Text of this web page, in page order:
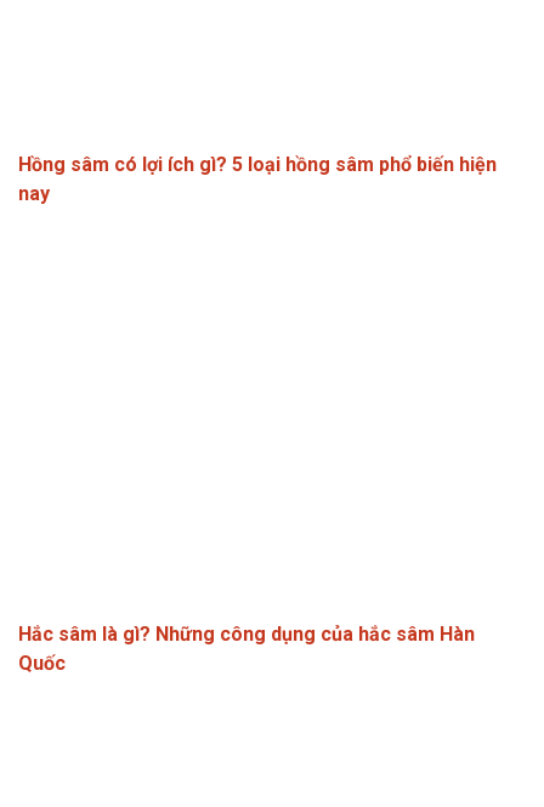
Hồng sâm có lợi ích gì? 5 loại hồng sâm phổ biến hiện
nay
Hắc sâm là gì? Những công dụng của hắc sâm Hàn
Quốc